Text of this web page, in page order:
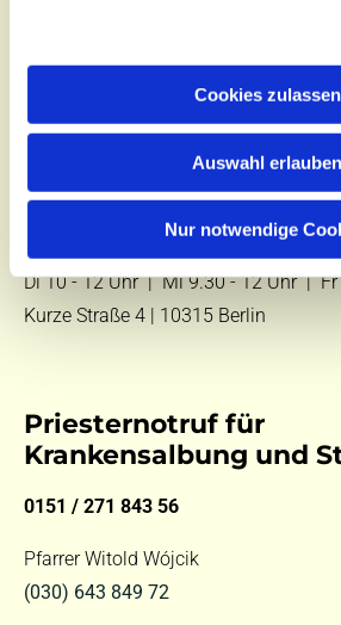
Cookies zulassen
Auswahl erlauben
Nur notwendige
Kontakt
Tel.:
E-Mail:kontakt@st-hildegard-von-
Di 10 - 12 Uhr |Mi 9.30 - 12 Uhr |
Kurze Straße 4 | 10315 Berlin
Priesternotruf für
Krankensalbung und
0151 / 271 843 56
Pfarrer Witold Wójcik
(030) 643 849 72